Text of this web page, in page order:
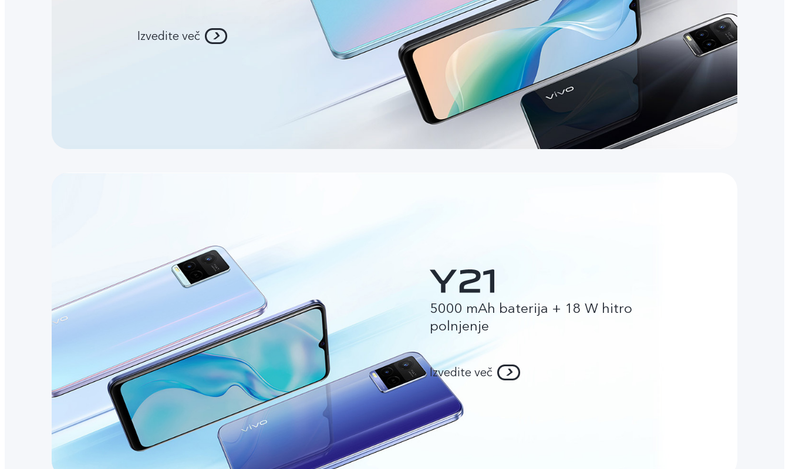
Izvedite več
5000 mAh baterija + 18 W hitro
polnjenje
Izvedite več